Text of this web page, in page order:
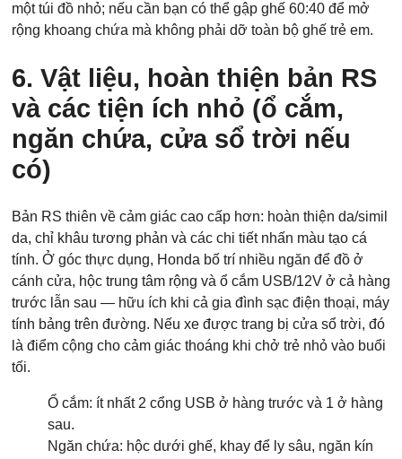
một túi đồ nhỏ; nếu cần bạn có thể gập ghế 60:40 để mở
rộng khoang chứa mà không phải dỡ toàn bộ ghế trẻ em.
6. Vật liệu, hoàn thiện bản RS
và các tiện ích nhỏ (ổ cắm,
ngăn chứa, cửa sổ trời nếu
có)
Bản RS thiên về cảm giác cao cấp hơn: hoàn thiện da/simil
da, chỉ khâu tương phản và các chi tiết nhấn màu tạo cá
tính. Ở góc thực dụng, Honda bố trí nhiều ngăn để đồ ở
cánh cửa, hộc trung tâm rộng và ổ cắm USB/12V ở cả hàng
trước lẫn sau — hữu ích khi cả gia đình sạc điện thoại, máy
tính bảng trên đường. Nếu xe được trang bị cửa sổ trời, đó
là điểm cộng cho cảm giác thoáng khi chở trẻ nhỏ vào buổi
tối.
Ổ cắm: ít nhất 2 cổng USB ở hàng trước và 1 ở hàng
sau.
Ngăn chứa: hộc dưới ghế, khay để ly sâu, ngăn kín